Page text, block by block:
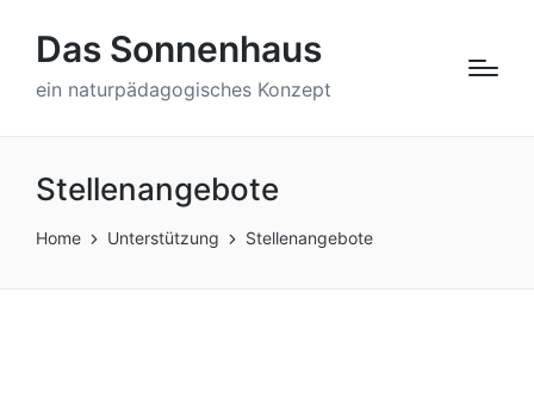
Das Sonnenhaus
ein naturpädagogisches Konzept
Stellenangebote
Home Unterstützung Stellenangebote